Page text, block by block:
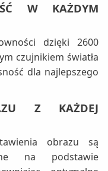
W KAŻDYM
dzięki 2600
czujnikiem światła
dla najlepszego
Z KAŻDEJ
obrazu są
na podstawie